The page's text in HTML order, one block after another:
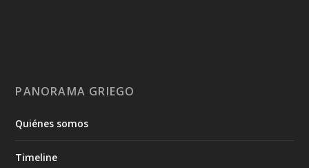
PANORAMA GRIEGO
Quiénes somos
Timeline